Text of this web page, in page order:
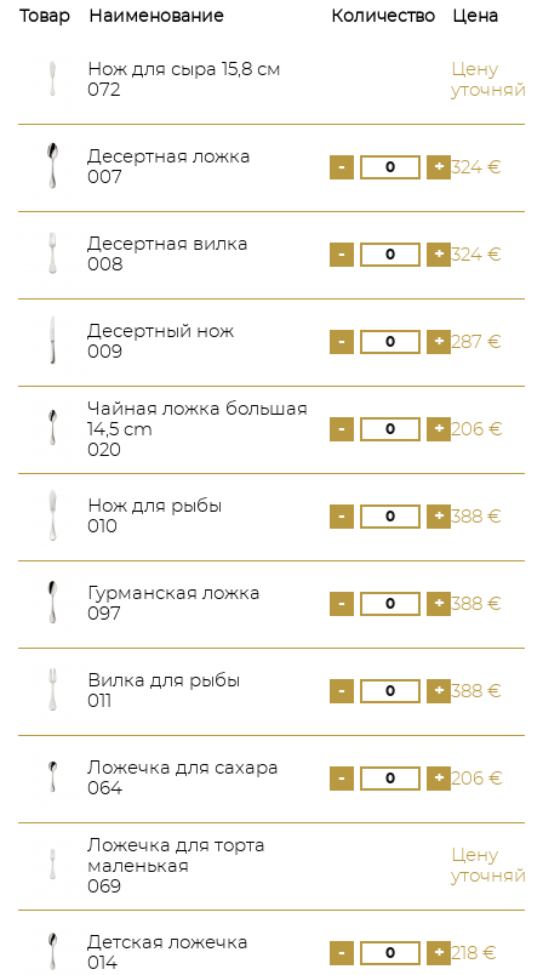
Товар Наименование Количество Цена
Нож для сыра 15,8 см
072
Цену
Десертная ложка
007
- + 324 €
Десертная вилка
008
- + 324 €
Десертный нож
009
- + 287 €
Чайная ложка большая
14,5 cm
020
- + 206 €
Нож для рыбы
010
- + 388 €
Гурманская ложка
097
- + 388 €
Вилка для рыбы
011
- + 388 €
Ложечка для сахара
064
- + 206 €
Ложечка для торта
маленькая
069
Цену
Детская ложечка
014
- + 218 €